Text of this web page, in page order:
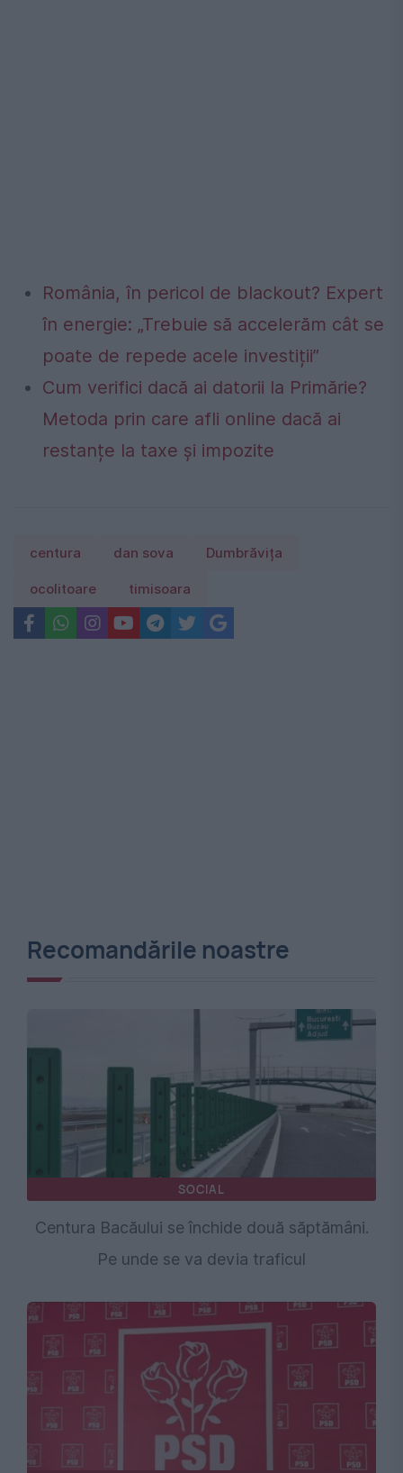
România, în pericol de blackout? Expert
în energie: „Trebuie să accelerăm cât se
poate de repede acele investiții”
Cum verifici dacă ai datorii la Primărie?
Metoda prin care afli online dacă ai
restanțe la taxe și impozite
centura dan sova Dumbrăvița
ocolitoare timisoara
Recomandările noastre
SOCIAL
Centura Bacăului se închide două săptămâni.
Pe unde se va devia traficul